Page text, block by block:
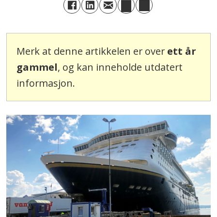
Merk at denne artikkelen er over ett år
gammel, og kan inneholde utdatert
informasjon.